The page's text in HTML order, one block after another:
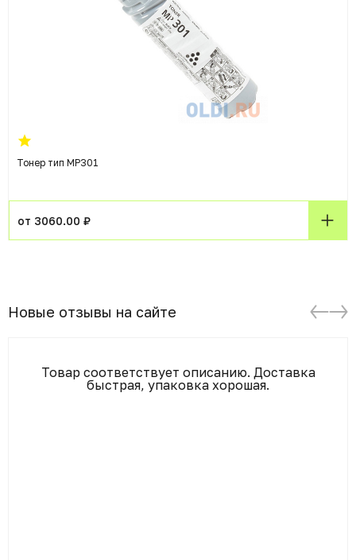
Тонер тип MP301
от 3060.00 ₽
Новые отзывы на сайте
Товар соответствует описанию. Доставка
быстрая, упаковка хорошая.